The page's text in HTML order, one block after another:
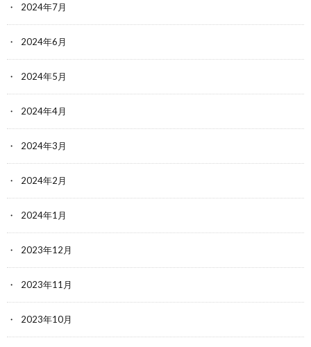
2024年7月
2024年6月
2024年5月
2024年4月
2024年3月
2024年2月
2024年1月
2023年12月
2023年11月
2023年10月